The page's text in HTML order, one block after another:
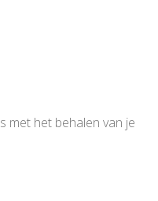
met het behalen van je